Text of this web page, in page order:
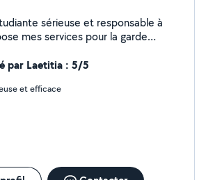
sérieuse et responsable à
mes services pour la garde
aider pour les devoirs et organiser
efficace et
ends. N'hésitez pas à me contacter
par Laetitia : 5/5
et efficace